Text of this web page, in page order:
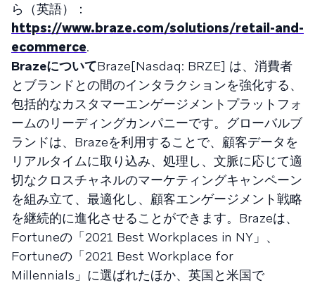
ら（英語）：
https://www.braze.com/solutions/retail-and-
ecommerce.
BrazeについてBraze[Nasdaq: BRZE] は、消費者
とブランドとの間のインタラクションを強化する、
包括的なカスタマーエンゲージメントプラットフォ
ームのリーディングカンパニーです。グローバルブ
ランドは、Brazeを利用することで、顧客データを
リアルタイムに取り込み、処理し、文脈に応じて適
切なクロスチャネルのマーケティングキャンペーン
を組み立て、最適化し、顧客エンゲージメント戦略
を継続的に進化させることができます。Brazeは、
Fortuneの「2021 Best Workplaces in NY」、
Fortuneの「2021 Best Workplace for
Millennials」に選ばれたほか、英国と米国で